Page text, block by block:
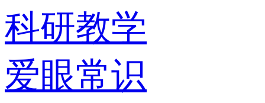
科研教学
爱眼常识